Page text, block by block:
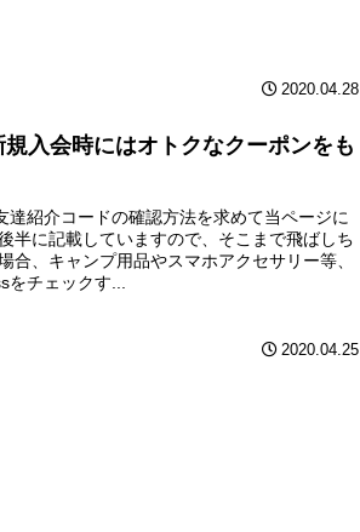
2020.04.28
入会時にはオトクなクーポンをも
達紹介コードの確認方法を求めて当ページに
半に記載していますので、そこまで飛ばしち
合、キャンプ用品やスマホアクセサリー等、
チェックす...
2020.04.25